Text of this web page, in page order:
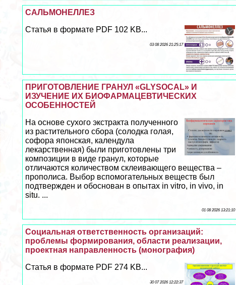
САЛЬМОНЕЛЛЕЗ
Статья в формате PDF 102 KB...
03 08 2026 21:25:17
ПРИГОТОВЛЕНИЕ ГРАНУЛ «GLYSOCAL» И
ИЗУЧЕНИЕ ИХ БИОФАРМАЦЕВТИЧЕСКИХ
ОСОБЕННОСТЕЙ
На основе сухого экстpaкта полученного
из растительного сбора (солодка гoлая,
софора японская, календула
лекарственная) были приготовлены три
композиции в виде гранул, которые
отличаются количеством склеивающего вещества –
прополиса. Выбор вспомогательных веществ был
подтвержден и обоснован в опытах in vitro, in vivo, in
situ. ...
01 08 2026 13:21:10
Социальная ответственность организаций:
проблемы формирования, области реализации,
проектная направленность (монография)
Статья в формате PDF 274 KB...
30 07 2026 12:22:37